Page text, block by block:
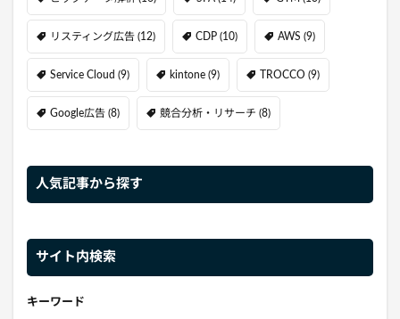
リスティング広告 (12) CDP (10) AWS (9)
Service Cloud (9) kintone (9) TROCCO (9)
Google広告 (8) 競合分析・リサーチ (8)
人気記事から探す
サイト内検索
キーワード